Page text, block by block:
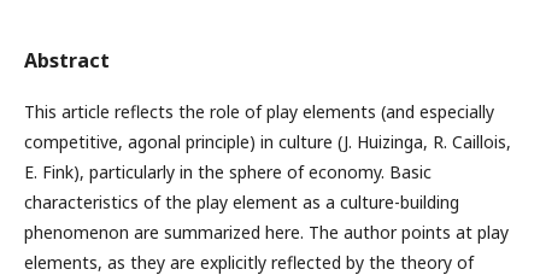
Abstract
This article reflects the role of play elements (and especially
competitive, agonal principle) in culture (J. Huizinga, R. Caillois,
E. Fink), particularly in the sphere of economy. Basic
characteristics of the play element as a culture-building
phenomenon are summarized here. The author points at play
elements, as they are explicitly reflected by the theory of